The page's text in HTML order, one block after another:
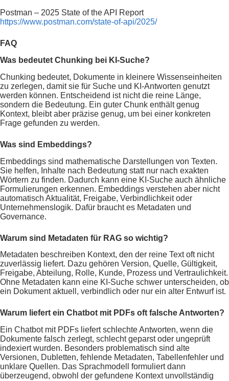
Postman – 2025 State of the API Report
https://www.postman.com/state-of-api/2025/
FAQ
Was bedeutet Chunking bei KI-Suche?
Chunking bedeutet, Dokumente in kleinere Wissenseinheiten
zu zerlegen, damit sie für Suche und KI-Antworten genutzt
werden können. Entscheidend ist nicht die reine Länge,
sondern die Bedeutung. Ein guter Chunk enthält genug
Kontext, bleibt aber präzise genug, um bei einer konkreten
Frage gefunden zu werden.
Was sind Embeddings?
Embeddings sind mathematische Darstellungen von Texten.
Sie helfen, Inhalte nach Bedeutung statt nur nach exakten
Wörtern zu finden. Dadurch kann eine KI-Suche auch ähnliche
Formulierungen erkennen. Embeddings verstehen aber nicht
automatisch Aktualität, Freigabe, Verbindlichkeit oder
Unternehmenslogik. Dafür braucht es Metadaten und
Governance.
Warum sind Metadaten für RAG so wichtig?
Metadaten beschreiben Kontext, den der reine Text oft nicht
zuverlässig liefert. Dazu gehören Version, Quelle, Gültigkeit,
Freigabe, Abteilung, Rolle, Kunde, Prozess und Vertraulichkeit.
Ohne Metadaten kann eine KI-Suche schwer unterscheiden, ob
ein Dokument aktuell, verbindlich oder nur ein alter Entwurf ist.
Warum liefert ein Chatbot mit PDFs oft falsche Antworten?
Ein Chatbot mit PDFs liefert schlechte Antworten, wenn die
Dokumente falsch zerlegt, schlecht geparst oder ungeprüft
indexiert wurden. Besonders problematisch sind alte
Versionen, Dubletten, fehlende Metadaten, Tabellenfehler und
unklare Quellen. Das Sprachmodell formuliert dann
überzeugend, obwohl der gefundene Kontext unvollständig